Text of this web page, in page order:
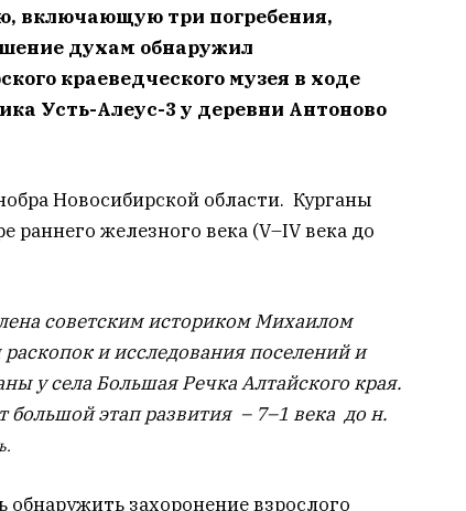
включающую три погребения,
духам обнаружил
краеведческого музея в ходе
Усть-Алеус-3 у деревни Антоново
Новосибирской области. Курганы
раннего железного века (V–IV века до
советским историком Михаилом
и исследования поселений и
у села Большая Речка Алтайского края.
большой этап развития – 7–1 века до н.
захоронение взрослого